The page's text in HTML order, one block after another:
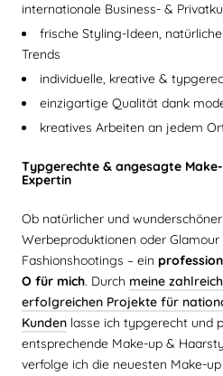
internationale Business- &
frische Styling-Ideen,
Trends
individuelle, kreative &
einzigartige Qualität dank
kreatives Arbeiten an jedem
Typgerechte & angesagte
Expertin
Ob natürlicher und
Werbeproduktionen oder
Fashionshootings – ein
O für mich. Durch meine
erfolgreichen Projekte für
Kunden lasse ich typgerecht und
entsprechende Make-up &
verfolge ich die neuesten Make-